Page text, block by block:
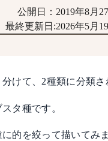
公開日：2019年8月
最終更新日:2026年5月
けて、2種類に分類さ
タ種です。
的を絞って描いてみま